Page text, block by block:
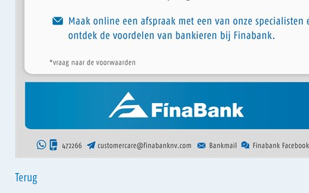
Terug